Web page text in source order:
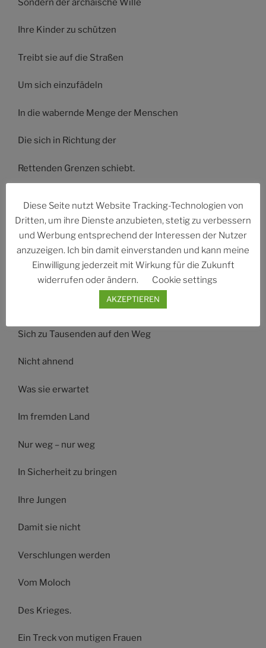
Sondern der archaische Wille
Ihre Kinder zu schützen
Treibt sie auf die Straßen
Um sich einzufädeln
In die wabernde Menge der Menschen
Die sich in Richtung der
Rettenden Grenzen schiebt.
Nötigsten geschultert
Um die Hände frei zu haben
Ihr Kind zu tragen.
Löwenmutig machen sie
Sich zu Tausenden auf den Weg
Nicht ahnend
Was sie erwartet
Im fremden Land
Nur weg – nur weg
In Sicherheit zu bringen
Ihre Jungen
Damit sie nicht
Verschlungen werden
Vom Moloch
Des Krieges.
Ein Treck von mutigen Frauen
Diese Seite nutzt Website Tracking-Technologien von
Dritten, um ihre Dienste anzubieten, stetig zu verbessern
und Werbung entsprechend der Interessen der Nutzer
anzuzeigen. Ich bin damit einverstanden und kann meine
Einwilligung jederzeit mit Wirkung für die Zukunft
widerrufen oder ändern.
Cookie settings
AKZEPTIEREN